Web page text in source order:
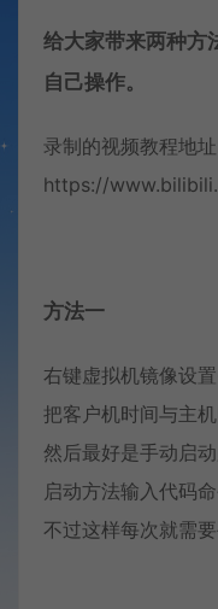
给大家带来两种方
自己操作。
录制的视频教程地址
https://
方法一
右键虚拟机镜像设
把客户机时间与主
然后最好是手动启
启动方法输入代码
不过这样每次就需